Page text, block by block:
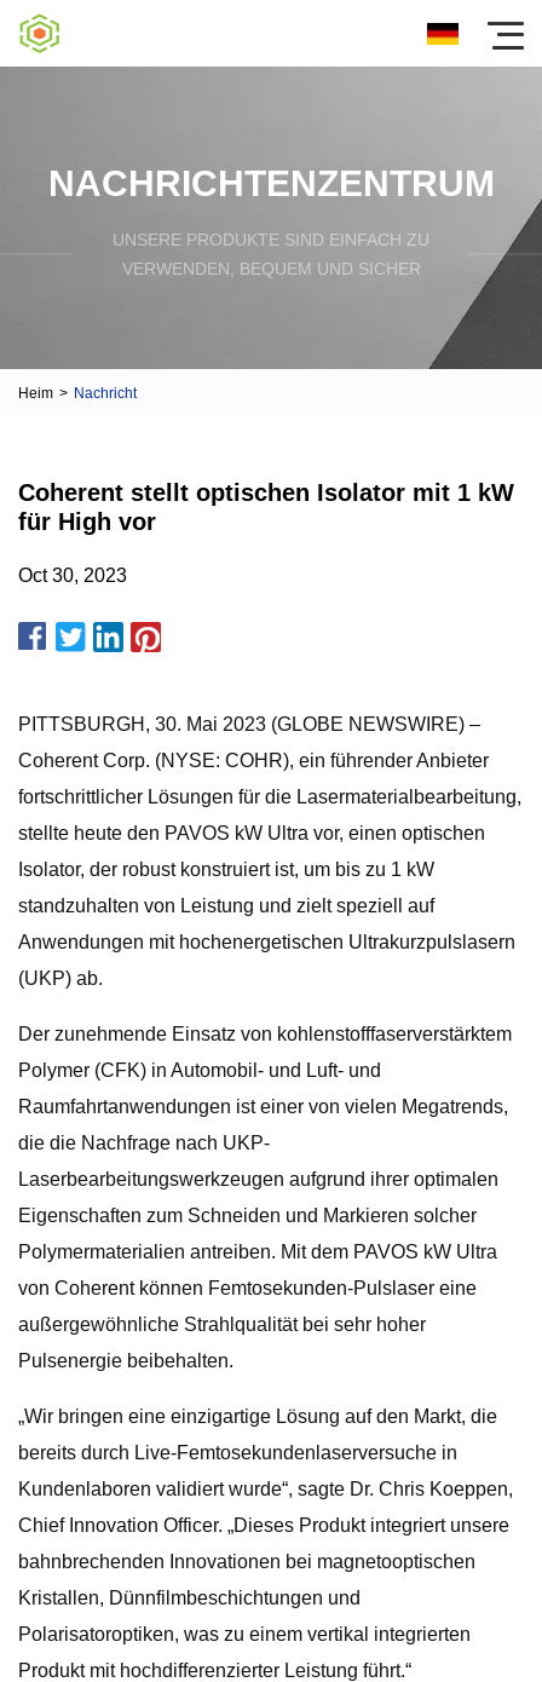
NACHRICHTENZENTRUM
UNSERE PRODUKTE SIND EINFACH ZU
VERWENDEN, BEQUEM UND SICHER
Heim > Nachricht
Coherent stellt optischen Isolator mit 1 kW
für High vor
Oct 30, 2023
PITTSBURGH, 30. Mai 2023 (GLOBE NEWSWIRE) –
Coherent Corp. (NYSE: COHR), ein führender Anbieter
fortschrittlicher Lösungen für die Lasermaterialbearbeitung,
stellte heute den PAVOS kW Ultra vor, einen optischen
Isolator, der robust konstruiert ist, um bis zu 1 kW
standzuhalten von Leistung und zielt speziell auf
Anwendungen mit hochenergetischen Ultrakurzpulslasern
(UKP) ab.
Der zunehmende Einsatz von kohlenstofffaserverstärktem
Polymer (CFK) in Automobil- und Luft- und
Raumfahrtanwendungen ist einer von vielen Megatrends,
die die Nachfrage nach UKP-
Laserbearbeitungswerkzeugen aufgrund ihrer optimalen
Eigenschaften zum Schneiden und Markieren solcher
Polymermaterialien antreiben. Mit dem PAVOS kW Ultra
von Coherent können Femtosekunden-Pulslaser eine
außergewöhnliche Strahlqualität bei sehr hoher
Pulsenergie beibehalten.
„Wir bringen eine einzigartige Lösung auf den Markt, die
bereits durch Live-Femtosekundenlaserversuche in
Kundenlaboren validiert wurde“, sagte Dr. Chris Koeppen,
Chief Innovation Officer. „Dieses Produkt integriert unsere
bahnbrechenden Innovationen bei magnetooptischen
Kristallen, Dünnfilmbeschichtungen und
Polarisatoroptiken, was zu einem vertikal integrierten
Produkt mit hochdifferenzierter Leistung führt.“